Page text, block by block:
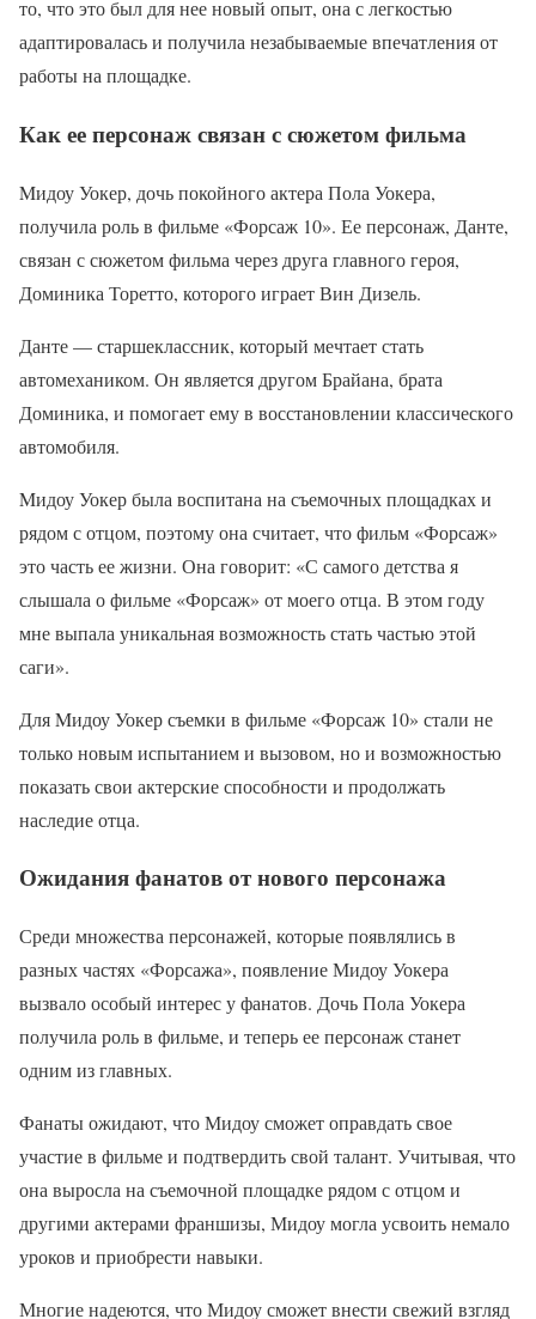
то, что это был для нее новый опыт, она с легкостью
адаптировалась и получила незабываемые впечатления от
работы на площадке.
Как ее персонаж связан с сюжетом фильма
Mидоу Уокер, дочь покойного актера Пола Уокера,
получила роль в фильме «Форсаж 10». Ее персонаж, Данте,
связан с сюжетом фильма через друга главного героя,
Доминика Торетто, которого играет Вин Дизель.
Данте — старшеклассник, который мечтает стать
автомехаником. Он является другом Брайана, брата
Доминика, и помогает ему в восстановлении классического
автомобиля.
Mидоу Уокер была воспитана на съемочных площадках и
рядом с отцом, поэтому она считает, что фильм «Форсаж»
это часть ее жизни. Она говорит: «С самого детства я
слышала о фильме «Форсаж» от моего отца. В этом году
мне выпала уникальная возможность стать частью этой
саги».
Для Mидоу Уокер съемки в фильме «Форсаж 10» стали не
только новым испытанием и вызовом, но и возможностью
показать свои актерские способности и продолжать
наследие отца.
Ожидания фанатов от нового персонажа
Среди множества персонажей, которые появлялись в
разных частях «Форсажа», появление Мидоу Уокера
вызвало особый интерес у фанатов. Дочь Пола Уокера
получила роль в фильме, и теперь ее персонаж станет
одним из главных.
Фанаты ожидают, что Мидоу сможет оправдать свое
участие в фильме и подтвердить свой талант. Учитывая, что
она выросла на съемочной площадке рядом с отцом и
другими актерами франшизы, Мидоу могла усвоить немало
уроков и приобрести навыки.
Многие надеются, что Мидоу сможет внести свежий взгляд